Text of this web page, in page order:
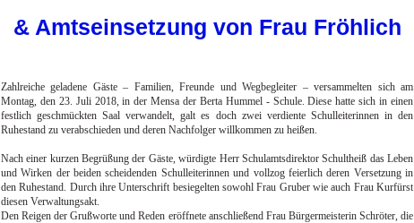
& Amtseinsetzung von Frau Fröhlich
Zahlreiche geladene Gäste – Familien, Freunde und Wegbegleiter – versammelten sich am
Montag, den 23. Juli 2018, in der Mensa der Berta Hummel - Schule. Diese hatte sich in einen
festlich geschmückten Saal verwandelt, galt es doch zwei verdiente Schulleiterinnen in den
Ruhestand zu verabschieden und deren Nachfolger willkommen zu heißen.
Nach einer kurzen Begrüßung der Gäste, würdigte Herr Schulamtsdirektor Schultheiß das Leben
und Wirken der beiden scheidenden Schulleiterinnen und vollzog feierlich deren Versetzung in
den Ruhestand. Durch ihre Unterschrift besiegelten sowohl Frau Gruber wie auch Frau Kurfürst
diesen Verwaltungsakt.
Den Reigen der Grußworte und Reden eröffnete anschließend Frau Bürgermeisterin Schröter, die